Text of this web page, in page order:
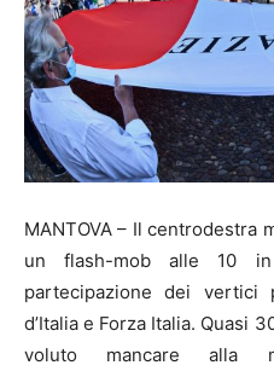
MANTOVA – Il centrodestra
un flash-mob alle 10
partecipazione dei vertici
d’Italia e Forza Italia. Quasi
voluto mancare alla